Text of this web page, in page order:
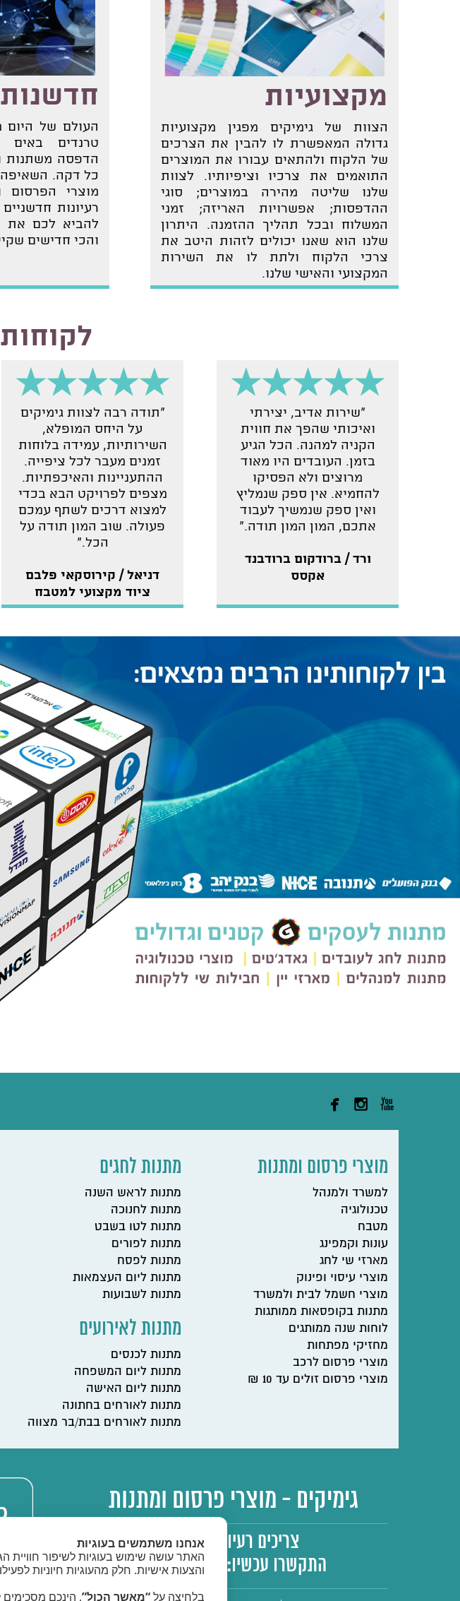
מקצועיות
הצוות של גימיקים מפגין מקצועיות
גדולה המאפשרת לו להבין את הצרכים
של הלקוח ולהתאים עבורו את המוצרים
התואמים את צרכיו וציפיותיו. לצוות
שלנו שליטה מהירה במוצרים; סוגי
ההדפסות; אפשרויות האריזה; זמני
המשלוח ובכל תהליך ההזמנה. היתרון
שלנו הוא שאנו יכולים לזהות היטב את
צרכי הלקוח ולתת לו את השירות
המקצועי והאישי שלנו.
חדשנות
העולם של
טרנדים באים
הדפסה משתנות
כל דקה. השאיפה
מוצרי הפרסום
רעיונות
להביא לכם את
והכי חדישים
"שירות אדיב, יצירתי
ואיכותי שהפך את חווית
הקניה למהנה. הכל הגיע
בזמן. העובדים היו מאוד
מרוצים ולא הפסיקו
להחמיא. אין ספק שנמליץ
ואין ספק שנמשיך לעבוד
אתכם, המון המון תודה."
ורד / ברודקום ברודבנד
אקסס
"תודה רבה לצוות גימיקים
על היחס המופלא,
השירותיות, עמידה בלוחות
זמנים מעבר לכל ציפייה.
ההתעניינות והאיכפתיות.
מצפים לפרויקט הבא בכדי
למצוא דרכים לשתף עמכם
פעולה. שוב המון תודה על
הכל."
דניאל / קירוסקאי פלבם
ציוד מקצועי למטבח
  
מוצרי פרסום ומתנות
למשרד ולמנהל
טכנולוגיה
מטבח
עונות וקמפינג
מארזי שי לחג
מוצרי עיסוי ופינוק
מוצרי חשמל לבית ולמשרד
מתנות בקופסאות ממותגות
לוחות שנה ממותגים
מחזיקי מפתחות
מוצרי פרסום לרכב
מוצרי פרסום זולים עד 10 ₪
מתנות לחגים
מתנות לראש השנה
מתנות לחנוכה
מתנות לטו בשבט
מתנות לפורים
מתנות לפסח
מתנות ליום העצמאות
מתנות לשבועות
מתנות לאירועים
מתנות לכנסים
מתנות ליום המשפחה
מתנות ליום האישה
מתנות לאורחים בחתונה
מתנות לאורחים בבת/בר מצווה
גימיקים - מוצרי פרסום ומתנות
צריכים רעיון למתנה?
התקשרו עכשיו:
03-6833633
אנחנו משתמשים בעוגיות
האתר עושה שימוש בעוגיות לשיפור חוויית
והצעות אישיות. חלק מהעוגיות חיוניות
בלחיצה על“מאשר הכול”, הינכם מסכימים